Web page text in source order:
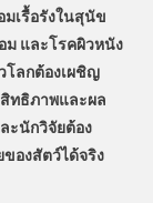
เรื้อรังในสุนัข
ม และโรคผิวหนัง
โลกต้องเผชิญ
ทธิภาพและผล
ะนักวิจัยต้อง
องสัตว์ได้จริง